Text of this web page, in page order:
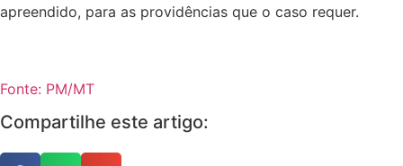
apreendido, para as providências que o caso requer.
Fonte: PM/MT
Compartilhe este artigo: